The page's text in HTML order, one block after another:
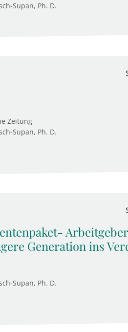
Supan, Ph. D.
Zeitung
Supan, Ph. D.
Generation ins
Supan, Ph. D.